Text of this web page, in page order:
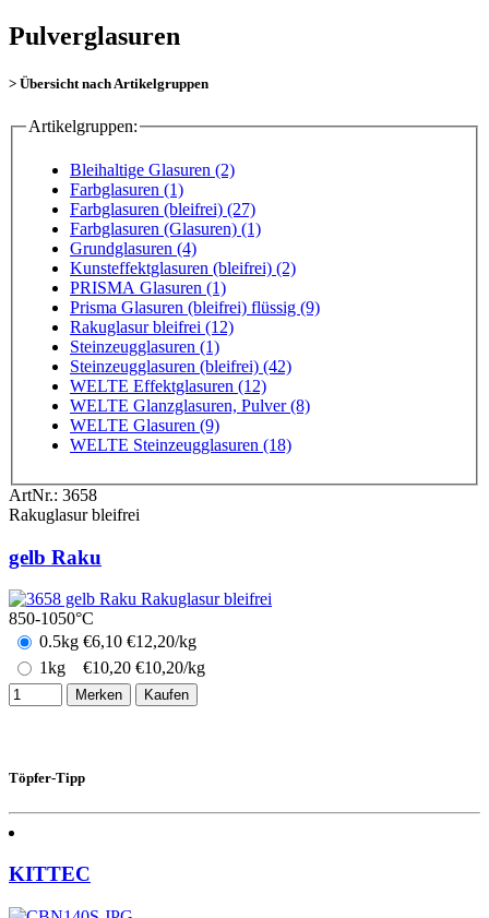
Pulverglasuren
> Übersicht nach Artikelgruppen
Artikelgruppen:
Bleihaltige Glasuren (2)
Farbglasuren (1)
Farbglasuren (bleifrei) (27)
Farbglasuren (Glasuren) (1)
Grundglasuren (4)
Kunsteffektglasuren (bleifrei) (2)
PRISMA Glasuren (1)
Prisma Glasuren (bleifrei) flüssig (9)
Rakuglasur bleifrei (12)
Steinzeugglasuren (1)
Steinzeugglasuren (bleifrei) (42)
WELTE Effektglasuren (12)
WELTE Glanzglasuren, Pulver (8)
WELTE Glasuren (9)
WELTE Steinzeugglasuren (18)
ArtNr.: 3658
Rakuglasur bleifrei
gelb Raku
850-1050°C
0.5kg €6,10 €12,20/kg
1kg
€10,20 €10,20/kg
Merken Kaufen
Töpfer-Tipp
KITTEC